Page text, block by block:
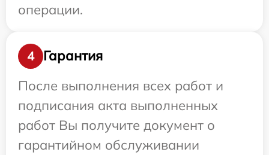
операции.
4
Гарантия
После выполнения всех работ и
подписания акта выполненных
работ Вы получите документ о
гарантийном обслуживании